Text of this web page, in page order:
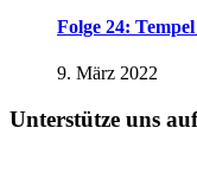
Folge 24:
9. März 2022
Unterstütze uns